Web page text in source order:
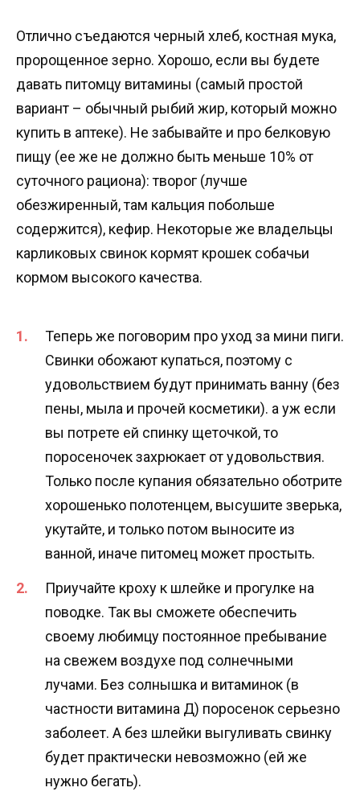
Отлично съедаются черный хлеб, костная мука,
пророщенное зерно. Хорошо, если вы будете
давать питомцу витамины (самый простой
вариант – обычный рыбий жир, который можно
купить в аптеке). Не забывайте и про белковую
пищу (ее же не должно быть меньше 10% от
суточного рациона): творог (лучше
обезжиренный, там кальция побольше
содержится), кефир. Некоторые же владельцы
карликовых свинок кормят крошек собачьи
кормом высокого качества.
Теперь же поговорим про уход за мини пиги.
Свинки обожают купаться, поэтому с
удовольствием будут принимать ванну (без
пены, мыла и прочей косметики). а уж если
вы потрете ей спинку щеточкой, то
поросеночек захрюкает от удовольствия.
Только после купания обязательно оботрите
хорошенько полотенцем, высушите зверька,
укутайте, и только потом выносите из
ванной, иначе питомец может простыть.
Приучайте кроху к шлейке и прогулке на
поводке. Так вы сможете обеспечить
своему любимцу постоянное пребывание
на свежем воздухе под солнечными
лучами. Без солнышка и витаминок (в
частности витамина Д) поросенок серьезно
заболеет. А без шлейки выгуливать свинку
будет практически невозможно (ей же
нужно бегать).